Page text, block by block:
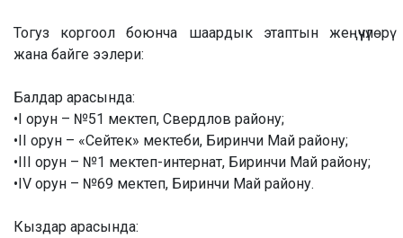
Тогуз коргоол боюнча шаардык этаптын жеңүүчүлөрү
жана байге ээлери:
Балдар арасында:
•I орун – №51 мектеп, Свердлов району;
•II орун – «Сейтек» мектеби, Биринчи Май району;
•III орун – №1 мектеп-интернат, Биринчи Май району;
•IV орун – №69 мектеп, Биринчи Май району.
Кыздар арасында: